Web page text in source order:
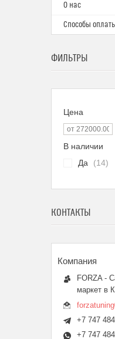
О нас
Способы
ФИЛЬТРЫ
Цена
В наличии
Да
14
КОНТАКТЫ
FORZA -
маркет в
+7 747
+7 747